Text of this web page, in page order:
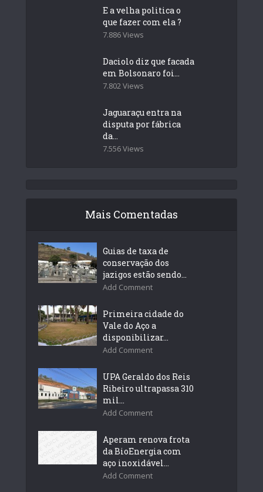
E a velha politica o
que fazer com ela ?
7.886 Views
Daciolo diz que facada
em Bolsonaro foi...
7.802 Views
Jaguaraçu entra na
disputa por fábrica
da...
7.556 Views
Mais Comentadas
Guias de taxa de
conservação dos
jazigos estão sendo...
Add Comment
Primeira cidade do
Vale do Aço a
disponibilizar...
Add Comment
UPA Geraldo dos Reis
Ribeiro ultrapassa 310
mil...
Add Comment
Aperam renova frota
da BioEnergia com
aço inoxidável...
Add Comment